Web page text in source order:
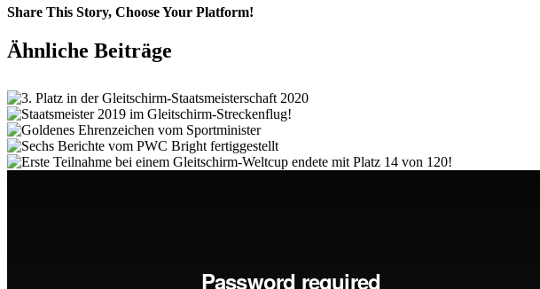
Share This Story, Choose Your Platform!
Facebook
X
Vk
E-
Mail
Ähnliche Beiträge